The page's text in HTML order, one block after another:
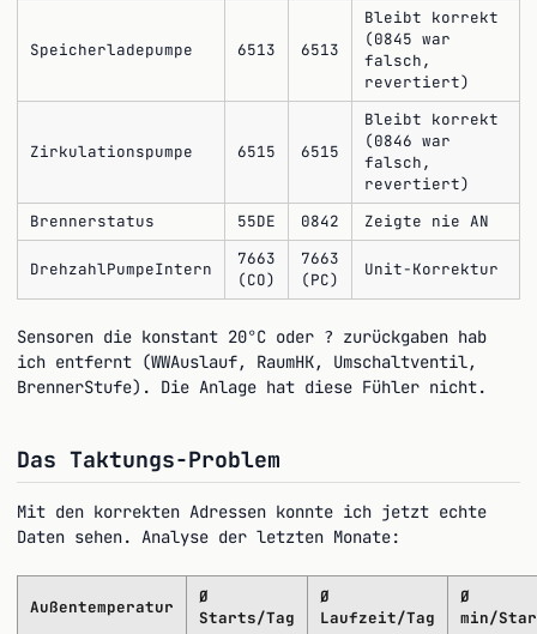
Speicherladepumpe 6513 6513
Bleibt korrekt
(0845 war
falsch,
revertiert)
Zirkulationspumpe 6515 6515
Bleibt korrekt
(0846 war
falsch,
revertiert)
Brennerstatus
55DE 0842 Zeigte nie AN
DrehzahlPumpeIntern
7663
(CO)
7663
(PC)
Unit-Korrektur
Sensoren die konstant 20°C oder ?
zurückgaben hab
ich entfernt (WWAuslauf, RaumHK, Umschaltventil,
BrennerStufe). Die Anlage hat diese Fühler nicht.
Das Taktungs-Problem
Mit den korrekten Adressen konnte ich jetzt echte
Daten sehen. Analyse der letzten Monate:
Außentemperatur
Ø
Starts/Tag
Ø
Laufzeit/Tag
Ø
min/